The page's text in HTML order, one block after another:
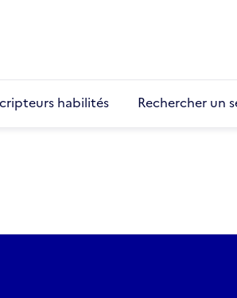
habilités Rechercher un